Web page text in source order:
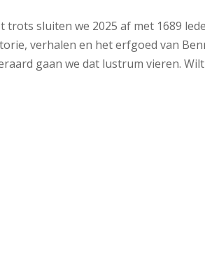
trots sluiten we 2025 af met 1689
verhalen en het erfgoed van
gaan we dat lustrum vieren.